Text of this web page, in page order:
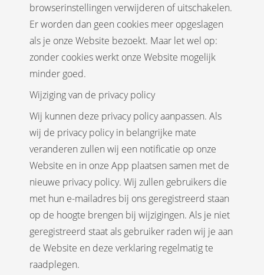
browserinstellingen verwijderen of uitschakelen.
Er worden dan geen cookies meer opgeslagen
als je onze Website bezoekt. Maar let wel op:
zonder cookies werkt onze Website mogelijk
minder goed.
Wijziging van de privacy policy
Wij kunnen deze privacy policy aanpassen. Als
wij de privacy policy in belangrijke mate
veranderen zullen wij een notificatie op onze
Website en in onze App plaatsen samen met de
nieuwe privacy policy. Wij zullen gebruikers die
met hun e-mailadres bij ons geregistreerd staan
op de hoogte brengen bij wijzigingen. Als je niet
geregistreerd staat als gebruiker raden wij je aan
de Website en deze verklaring regelmatig te
raadplegen.